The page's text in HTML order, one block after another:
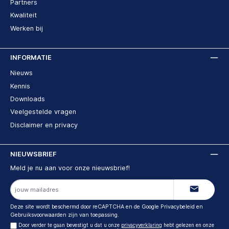
Partners
Kwaliteit
Werken bij
INFORMATIE
Nieuws
Kennis
Downloads
Veelgestelde vragen
Disclaimer en privacy
NIEUWSBRIEF
Meld je nu aan voor onze nieuwsbrief!
E-
mailadres
Deze site wordt beschermd door reCAPTCHA en de Google Privacybeleid en
Gebruiksvoorwaarden zijn van toepassing.
Door verder te gaan bevestigt u dat u onze privacyverklaring hebt gelezen en onze